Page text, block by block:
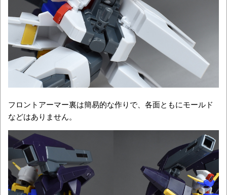
フロントアーマー裏は簡易的な作りで、各面ともにモールド
などはありません。